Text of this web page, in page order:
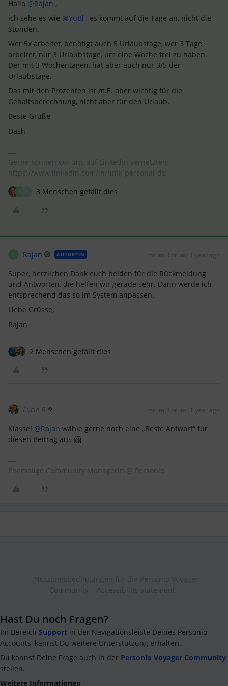
Hallo ​ @Rajan ,
ich sehe es wie ​ @YuBl , es kommt auf die Tage an, nicht die
Stunden.
Wer 5x arbeitet, benötigt auch 5 Urlaubstage, wer 3 Tage
arbeitet, nur 3 Urlaubstage, um eine Woche frei zu haben.
Der mit 3 Wochentagen, hat aber auch nur 3/5 der
Urlaubstage.
Das mit den Prozenten ist m.E. aber wichtig für die
Gehaltsberechnung, nicht aber für den Urlaub.
Beste Grüße
Dash
R 3 Menschen gefällt dies
R Rajan AUTOR*IN Forum|Forum|1 year ago
Super, herzlichen Dank euch beiden für die Rückmeldung
und Antworten, die helfen wir gerade sehr. Dann werde ich
entsprechend das so im System anpassen.
Liebe Grüsse,
Rajan
2 Menschen gefällt dies
Lucie B Forum|Forum|1 year ago
Klasse! ​ @Rajan wähle gerne noch eine „Beste Antwort“ für
diesen Beitrag aus 🤗
Ehemalige Community Managerin @ Personio
Hast Du noch Fragen?
Im Bereich Support in der Navigationsleiste Deines Personio-
Accounts, kannst Du weitere Unterstützung erhalten.
Du kannst Deine Frage auch in der Personio Voyager Community
stellen.
Weitere Informationen